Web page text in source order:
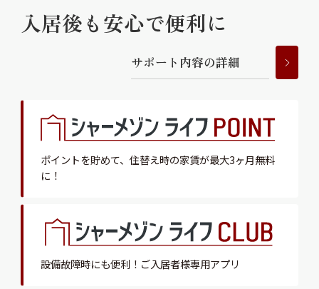
入居後も安心で便利に
サポー ト 内容の詳細
ポイントを貯めて、 住替え時の家賃が最大3ヶ月無料
に！
設備故障時にも便利！ ご入居者様専用アプリ